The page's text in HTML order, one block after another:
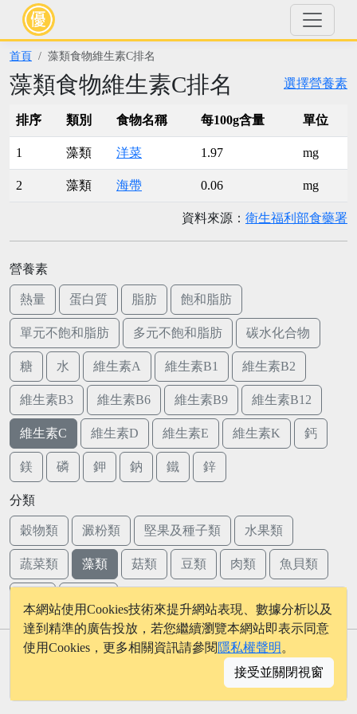
首頁 藻類食物維生素C排名
選擇營養素
藻類食物維生素C排名
排序 類別 食物名稱 每100g含量 單位
1 藻類 洋菜 1.97 mg
2 藻類 海帶 0.06 mg
資料來源： 衛生福利部食藥署
營養素
熱量 蛋白質 脂肪 飽和脂肪
單元不飽和脂肪 多元不飽和脂肪 碳水化合物
糖 水 維生素A 維生素B1 維生素B2
維生素B3 維生素B6 維生素B9 維生素B12
維生素C 維生素D 維生素E 維生素K 鈣
鎂 磷 鉀 鈉 鐵 鋅
分類
穀物類 澱粉類 堅果及種子類 水果類
蔬菜類 藻類 菇類 豆類 肉類 魚貝類
© 2026 - onelife.tw
│聯絡我們
本網站使用Cookies技術來提升網站表現、數據分析以及
達到精準的廣告投放，若您繼續瀏覽本網站即表示同意
使用Cookies，更多相關資訊請參閱 隱私權聲明 。
接受並關閉視窗